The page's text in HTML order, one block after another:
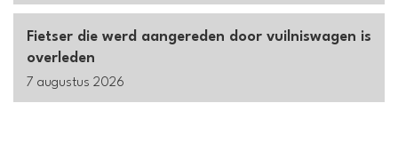
Fietser die werd aangereden door vuilniswagen is
overleden
7 augustus 2026